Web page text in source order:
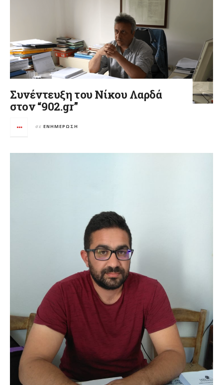
Συνέντευξη του Νίκου Λαρδά
στον “902.gr”
σε ΕΝΗΜΈΡΩΣΗ